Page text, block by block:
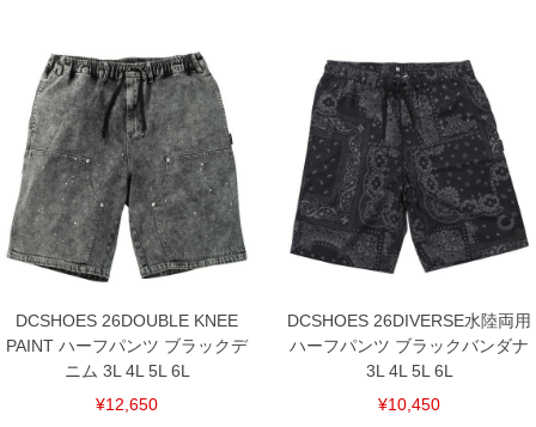
DCSHOES 26DOUBLE KNEE
PAINT ハーフパンツ ブラックデ
ニム 3L 4L 5L 6L
¥12,650
DCSHOES 26DIVERSE水陸両用
ハーフパンツ ブラックバンダナ
3L 4L 5L 6L
¥10,450